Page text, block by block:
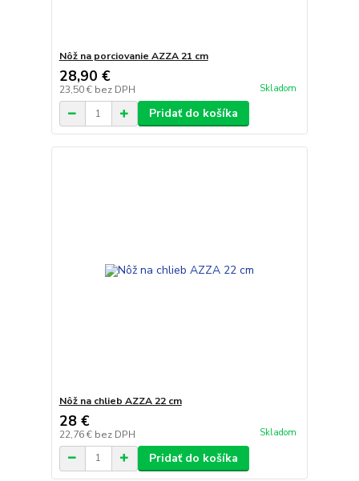
Nôž na porciovanie AZZA 21 cm
28,90 €
23,50 € bez DPH Skladom
Pridať do košíka
Nôž na chlieb AZZA 22 cm
28 €
22,76 € bez DPH Skladom
Pridať do košíka